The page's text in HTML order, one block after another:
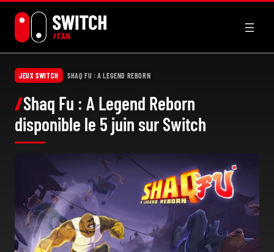
contenu
JEUX SWITCH SHAQ FU : A LEGEND REBORN
Shaq Fu : A Legend Reborn
disponible le 5 juin sur Switch